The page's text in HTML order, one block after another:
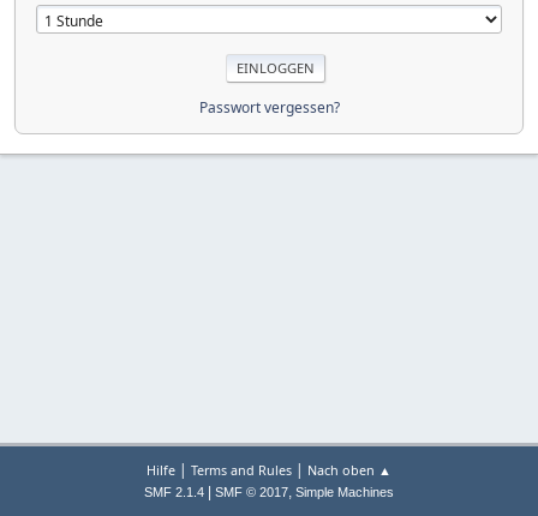
Passwort vergessen?
Hilfe | Terms and Rules | Nach oben ▲
SMF 2.1.4 SMF © 2017, Simple Machines